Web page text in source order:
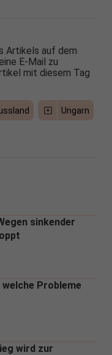
Artikels auf dem
E-Mail zu
mit diesem Tag
Ungarn
sinkender
welche Probleme
wird zur